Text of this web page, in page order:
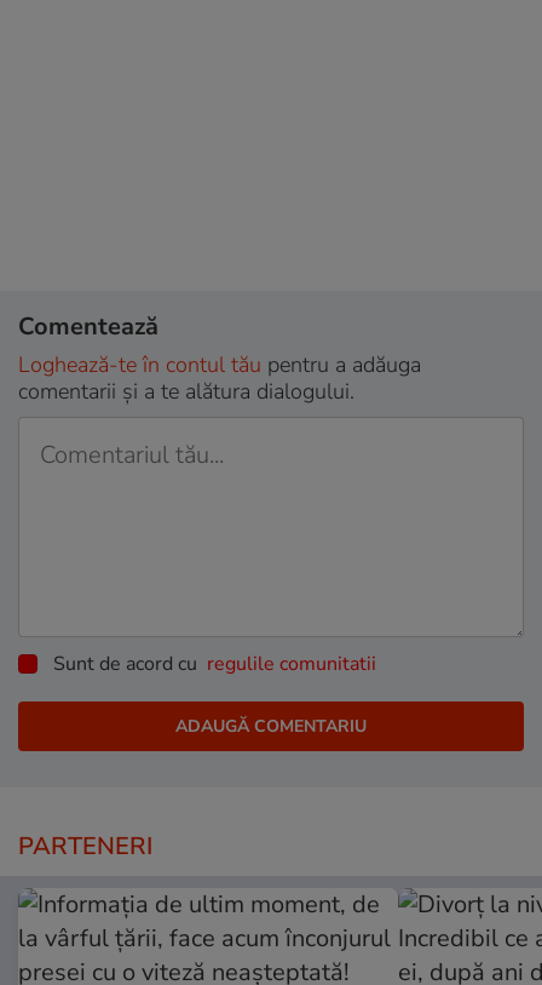
Comentează
Loghează-te în contul tău pentru a adăuga
comentarii și a te alătura dialogului.
Sunt de acord cu regulile comunitatii
PARTENERI